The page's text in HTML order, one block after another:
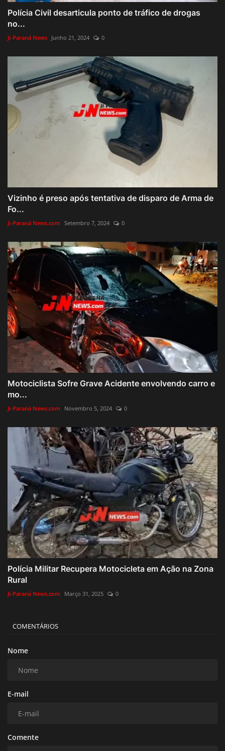
Polícia Civil desarticula ponto de tráfico de drogas
no...
Ji-Paraná News Junho 21, 2024 0
Vizinho é preso após tentativa de disparo de Arma de
Fo...
Ji-Paraná News.com Setembro 7, 2024 0
Motociclista Sofre Grave Acidente envolvendo carro e
mo...
Ji-Paraná News.com Novembro 5, 2024 0
Polícia Militar Recupera Motocicleta em Ação na Zona
Rural
Ji-Paraná News.com Março 31, 2025 0
COMENTÁRIOS
Nome
E-mail
Comente